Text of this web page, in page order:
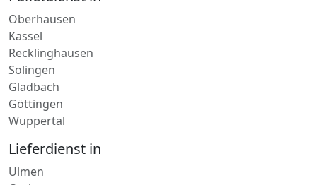
Paketdienst in
Oberhausen
Kassel
Recklinghausen
Solingen
Gladbach
Göttingen
Lieferdienst in